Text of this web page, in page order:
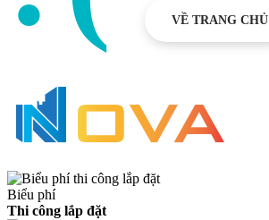
VỀ TRANG CHỦ
Biểu phí
Thi công lắp đặt